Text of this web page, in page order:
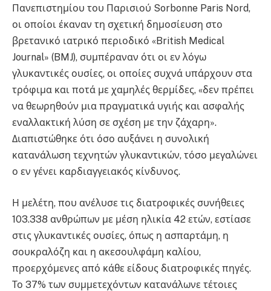
Πανεπιστημίου του Παρισιού Sorbonne Paris Nord,
οι οποίοι έκαναν τη σχετική δημοσίευση στο
βρετανικό ιατρικό περιοδικό «British Medical
Journal» (BMJ), συμπέραναν ότι οι εν λόγω
γλυκαντικές ουσίες, οι οποίες συχνά υπάρχουν στα
τρόφιμα και ποτά με χαμηλές θερμίδες, «δεν πρέπει
να θεωρηθούν μια πραγματικά υγιής και ασφαλής
εναλλακτική λύση σε σχέση με την ζάχαρη».
Διαπιστώθηκε ότι όσο αυξάνει η συνολική
κατανάλωση τεχνητών γλυκαντικών, τόσο μεγαλώνει
ο εν γένει καρδιαγγειακός κίνδυνος.
Η μελέτη, που ανέλυσε τις διατροφικές συνήθειες
103.338 ανθρώπων με μέση ηλικία 42 ετών, εστίασε
στις γλυκαντικές ουσίες, όπως η ασπαρτάμη, η
σουκραλόζη και η ακεσουλφάμη καλίου,
προερχόμενες από κάθε είδους διατροφικές πηγές.
Το 37% των συμμετεχόντων κατανάλωνε τέτοιες